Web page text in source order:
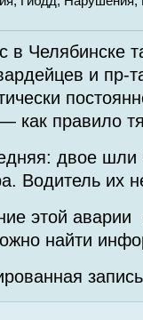
в Челябинске
и пр-
как правило
двое шли
Водитель их
этой аварии
найти